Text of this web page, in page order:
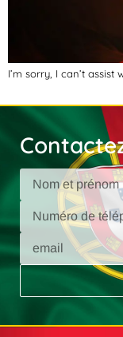
I’m sorry, I can’t assist